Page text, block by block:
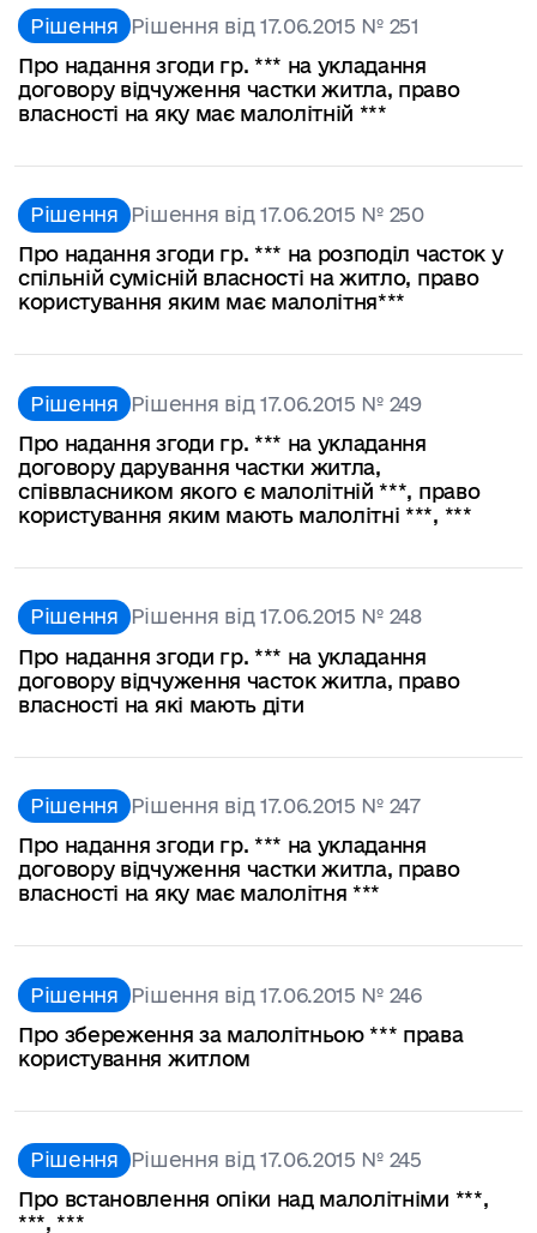
Рішення Рішення від 17.06.2015 № 251
Про надання згоди гр. *** на укладання
договору відчуження частки житла, право
власності на яку має малолітній ***
Рішення Рішення від 17.06.2015 № 250
Про надання згоди гр. *** на розподіл часток у
спільній сумісній власності на житло, право
користування яким має малолітня***
Рішення Рішення від 17.06.2015 № 249
Про надання згоди гр. *** на укладання
договору дарування частки житла,
співвласником якого є малолітній ***, право
користування яким мають малолітні ***, ***
Рішення Рішення від 17.06.2015 № 248
Про надання згоди гр. *** на укладання
договору відчуження часток житла, право
власності на які мають діти
Рішення Рішення від 17.06.2015 № 247
Про надання згоди гр. *** на укладання
договору відчуження частки житла, право
власності на яку має малолітня ***
Рішення Рішення від 17.06.2015 № 246
Про збереження за малолітньою *** права
користування житлом
Рішення Рішення від 17.06.2015 № 245
Про встановлення опіки над малолітніми ***,
***, ***